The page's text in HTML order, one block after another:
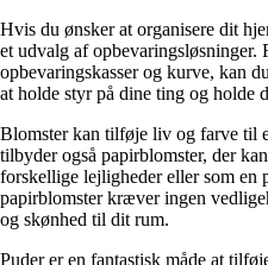
Hvis du ønsker at organisere dit
et udvalg af opbevaringsløsninger.
opbevaringskasser og kurve, kan
at holde styr på dine ting og holde
Blomster kan tilføje liv og farve til
tilbyder også papirblomster, der
forskellige lejligheder eller som en
papirblomster kræver ingen
og skønhed til dit rum.
Puder er en fantastisk måde at